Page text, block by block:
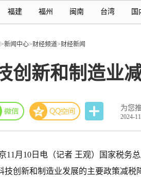
福建 福州 闽南 台湾 国
>新闻中心>财经频道>财经新闻
创新和制造业
为您
2024-
11月10日电（记者 王观）国家税务
技创新和制造业发展的主要政策减税